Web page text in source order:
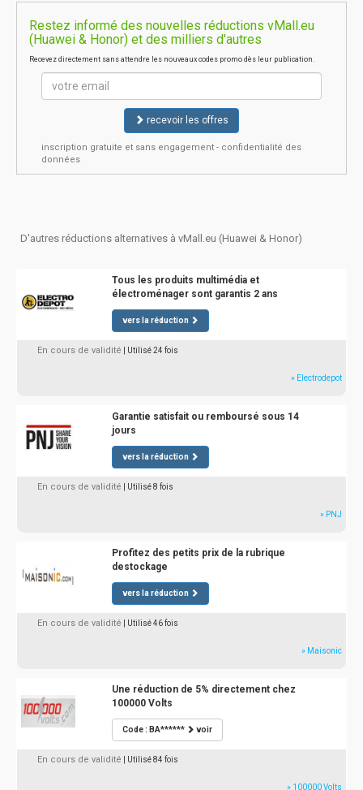
Restez informé des nouvelles réductions vMall.eu
(Huawei & Honor) et des milliers d'autres
Recevez directement sans attendre les nouveaux codes promo dès leur publication.
recevoir les offres
inscription gratuite et sans engagement - confidentialité des
données
D'autres réductions alternatives à vMall.eu (Huawei & Honor)
Tous les produits multimédia et
électroménager sont garantis 2 ans
vers la réduction
En cours de validité | Utilisé 24 fois
» Electrodepot
Garantie satisfait ou remboursé sous 14
jours
vers la réduction
En cours de validité | Utilisé 8 fois
» PNJ
Profitez des petits prix de la rubrique
destockage
vers la réduction
En cours de validité | Utilisé 46 fois
» Maisonic
Une réduction de 5% directement chez
100000 Volts
Code : BA****** voir
En cours de validité | Utilisé 84 fois
» 100000 Volts